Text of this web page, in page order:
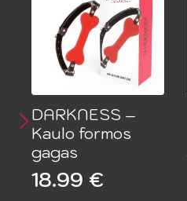
DARKNESS –
Kaulo formos
gagas
18.99 €